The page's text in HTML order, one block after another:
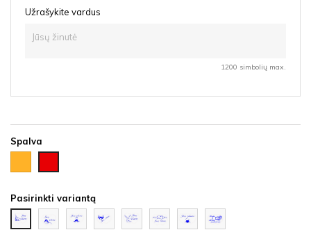
Užrašykite vardus
1200 simbolių max.
Spalva
Pasirinkti variantą
Širdelės
su
paukštukai
ant
Burkuojantys
paukštukai
Balandžiai
su
Balandžiai
Daug
širdelių
Liepsnojanti
širdelė
Žiedai